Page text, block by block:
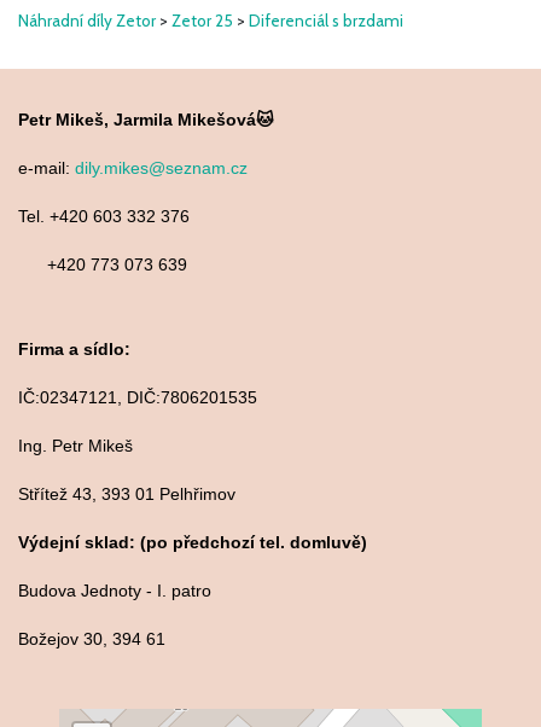
Náhradní díly Zetor> Zetor 25 > Diferenciál s brzdami
Petr Mikeš, Jarmila Mikešová🐱
e-mail: dily.mikes@seznam.cz
Tel. +420 603 332 376
+420 773 073 639
Firma a sídlo:
IČ:02347121, DIČ:7806201535
Ing. Petr Mikeš
Střítež 43, 393 01 Pelhřimov
Výdejní sklad: (po předchozí tel. domluvě)
Budova Jednoty - I. patro
Božejov 30, 394 61